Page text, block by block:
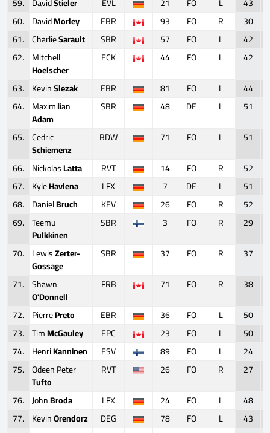
59. DavidStieler EVL 21 FO L 43
60. DavidMorley EBR 93 FO R 30
61. CharlieSarault SBR 57 FO L 42
62. Mitchell
Hoelscher
ECK 44 FO L 42
63. KevinSlezak EBR 81 FO L 44
64. Maximilian
Adam
SBR 48 DE L 51
65. Cedric
Schiemenz
BDW 71 FO L 51
66. NickolasLatta RVT 14 FO R 52
67. KyleHavlena LFX 7 DE L 51
68. DanielBruch KEV 26 FO R 52
69. Teemu
Pulkkinen
SBR 3 FO R 29
70. LewisZerter-
Gossage
SBR 37 FO R 37
71. Shawn
O'Donnell
FRB 71 FO R 38
72. PierrePreto EBR 36 FO L 50
73. TimMcGauley EPC 23 FO L 50
74. HenriKanninen ESV 89 FO L 24
75. Odeen Peter
Tufto
RVT 26 FO R 27
76. JohnBroda LFX 24 FO L 48
77. KevinOrendorz DEG 78 FO L 43